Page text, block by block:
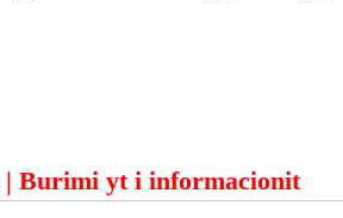
| Burimi yt i informacionit